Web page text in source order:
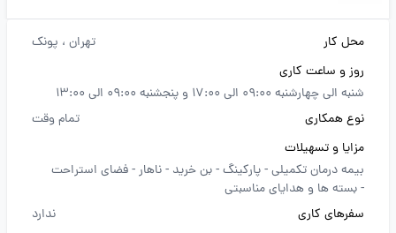
محل کار تهران ، پونک
روز و ساعت کاری
شنبه الی چهارشنبه 09:00 الی 17:00 و پنجشنبه 09:00 الی 13:00
نوع همکاری
تمام وقت
مزایا و تسهیلات
بیمه درمان تکمیلی -پارکینگ -بن خرید -ناهار -فضای استراحت
-بسته ها و هدایای مناسبتی
سفرهای کاری
ندارد